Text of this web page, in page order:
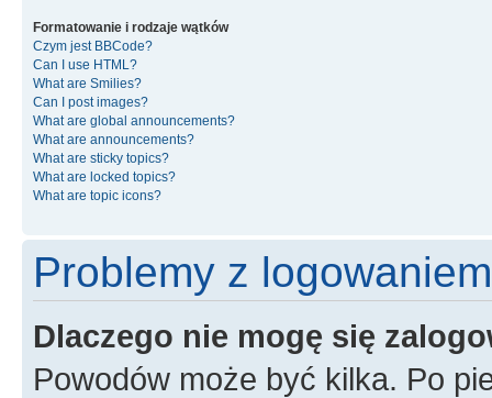
Formatowanie i rodzaje wątków
Czym jest BBCode?
Can I use HTML?
What are Smilies?
Can I post images?
What are global announcements?
What are announcements?
What are sticky topics?
What are locked topics?
What are topic icons?
Problemy z
Dlaczego nie mogę się
Powodów może być kilka. Po